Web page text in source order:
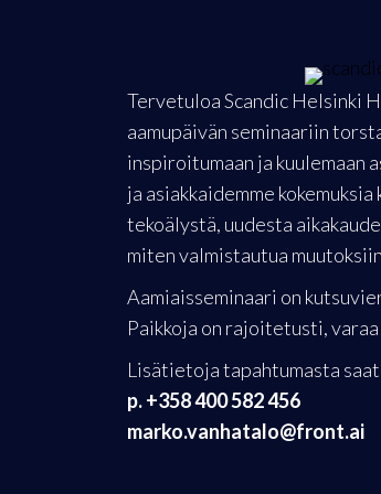
Tervetuloa Scandic Helsinki
aamupäivän seminaariin
inspiroitumaan ja kuulemaan
ja asiakkaidemme
tekoälystä, uudesta
miten valmistautua
Aamiaisseminaari on
Paikkoja on rajoitetusti,
Lisätietoja tapahtumasta
p. +358 400 582 456
marko.vanhatalo@front.ai